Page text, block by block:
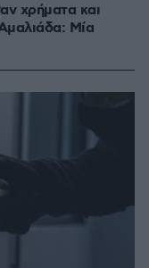
χρήματα και
Μία